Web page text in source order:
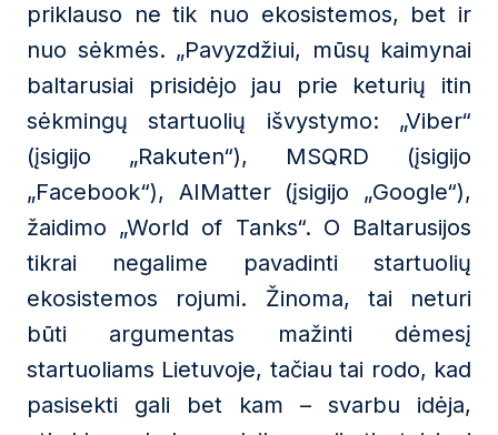
priklauso ne tik nuo ekosistemos, bet ir
nuo sėkmės. „Pavyzdžiui, mūsų kaimynai
baltarusiai prisidėjo jau prie keturių itin
sėkmingų startuolių išvystymo: „Viber“
(įsigijo „Rakuten“), MSQRD (įsigijo
„Facebook“), AIMatter (įsigijo „Google“),
žaidimo „World of Tanks“. O Baltarusijos
tikrai negalime pavadinti startuolių
ekosistemos rojumi. Žinoma, tai neturi
būti argumentas mažinti dėmesį
startuoliams Lietuvoje, tačiau tai rodo, kad
pasisekti gali bet kam – svarbu idėja,